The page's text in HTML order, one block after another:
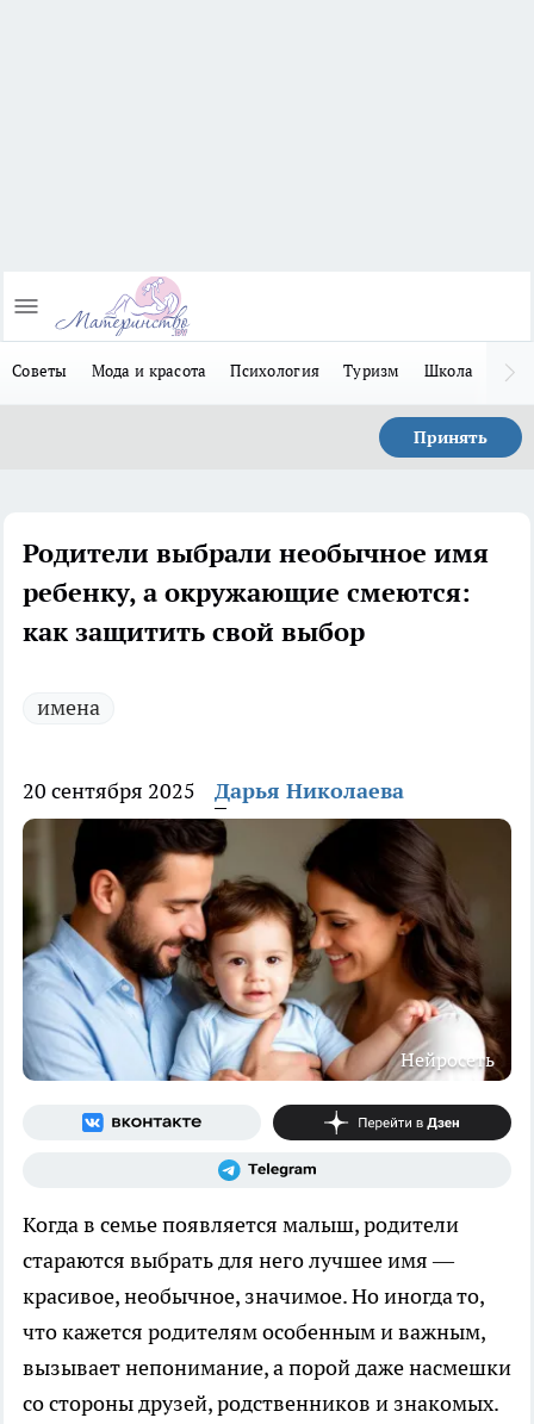
Советы Мода и красота Психология Туризм Школа
Принять
Родители выбрали необычное имя
ребенку, а окружающие смеются:
как защитить свой выбор
имена
20 сентября 2025 Дарья Николаева
Нейросеть
Когда в семье появляется малыш, родители
стараются выбрать для него лучшее имя —
красивое, необычное, значимое. Но иногда то,
что кажется родителям особенным и важным,
вызывает непонимание, а порой даже насмешки
со стороны друзей, родственников и знакомых.